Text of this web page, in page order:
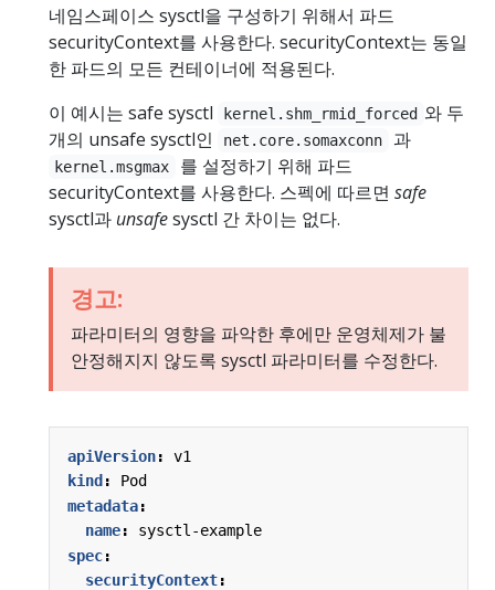
네임스페이스 sysctl을 구성하기 위해서 파드
securityContext를 사용한다. securityContext는 동일
한 파드의 모든 컨테이너에 적용된다.
이 예시는 safe sysctl
kernel.shm_rmid_forced 와 두
개의 unsafe sysctl인
net.core.somaxconn 과
kernel.msgmax
를 설정하기 위해 파드
securityContext를 사용한다. 스펙에 따르면 safe
sysctl과 unsafesysctl 간 차이는 없다.
경고:
파라미터의 영향을 파악한 후에만 운영체제가 불
안정해지지 않도록 sysctl 파라미터를 수정한다.
apiVersion:
v1
kind :
Pod
metadata:
name:
sysctl-example
spec:
securityContext: